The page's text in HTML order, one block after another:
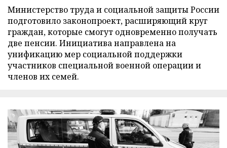
Министерство труда и социальной защиты России
подготовило законопроект, расширяющий круг
граждан, которые смогут одновременно получать
две пенсии. Инициатива направлена на
унификацию мер социальной поддержки
участников специальной военной операции и
членов их семей.